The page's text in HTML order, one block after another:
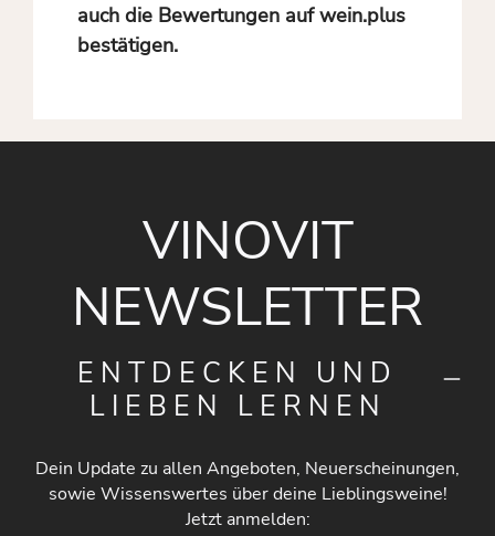
auch die Bewertungen auf wein.plus
bestätigen.
VINOVIT
NEWSLETTER
ENTDECKEN UND
LIEBEN LERNEN
Dein Update zu allen Angeboten, Neuerscheinungen,
sowie Wissenswertes über deine Lieblingsweine!
Jetzt anmelden: